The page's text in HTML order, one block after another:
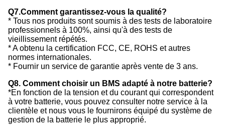
Q7.Comment garantissez-vous la qualité?
* Tous nos produits sont soumis à des tests de laboratoire
professionnels à 100%, ainsi qu'à des tests de
vieillissement répétés.
* A obtenu la certification FCC, CE, ROHS et autres
normes internationales.
* Fournir un service de garantie après vente de 3 ans.
Q8. Comment choisir un BMS adapté à notre batterie?
*En fonction de la tension et du courant qui correspondent
à votre batterie, vous pouvez consulter notre service à la
clientèle et nous vous le fournirons équipé du système de
gestion de la batterie le plus approprié.